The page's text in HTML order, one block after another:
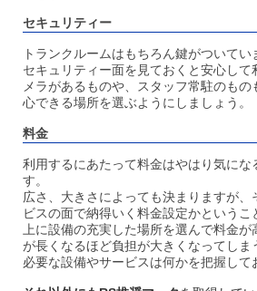
セキュリティー
トランクルームはもちろん鍵がついて
セキュリティー面を見ておくと安心して
メラがあるものや、スタッフ常駐のも
心できる場所を選ぶようにしましょう。
料金
利用するにあたって料金はやはり気にな
す。
広さ、大きさによっても決まりますが、
ビスの面で納得いく料金設定かというこ
上に設備の充実した場所を選んで料金
が長くなるほど負担が大きくなってしま
必要な設備やサービスは何かを把握して